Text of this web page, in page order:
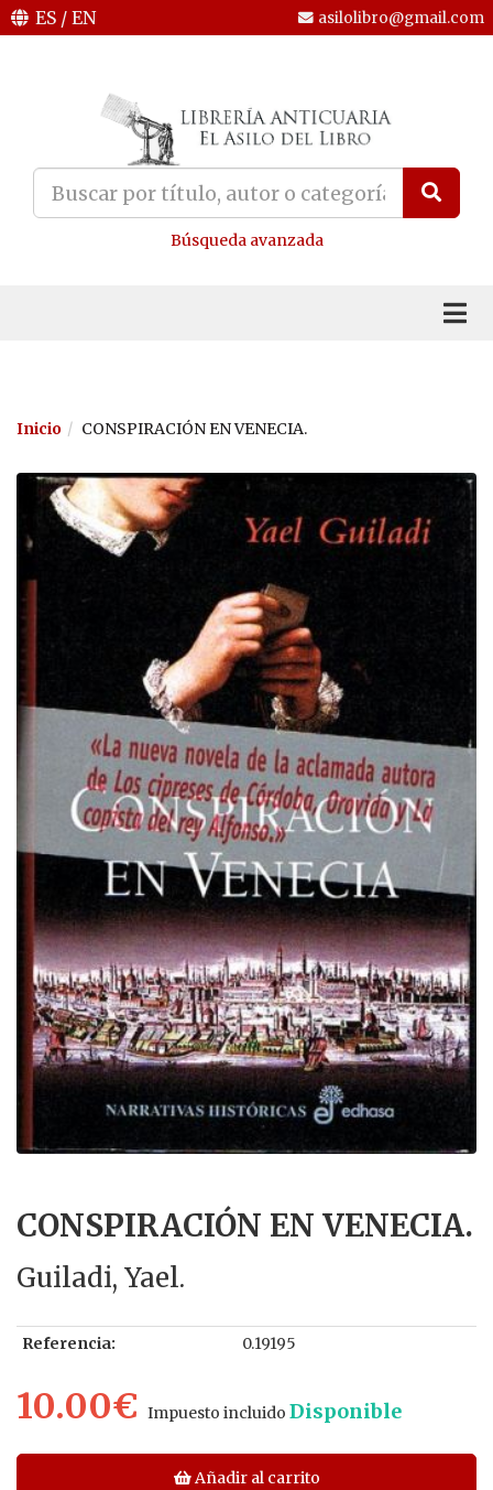
ES / EN asilolibro@gmail.com
Búsqueda avanzada
Inicio CONSPIRACIÓN EN VENECIA.
CONSPIRACIÓN EN VENECIA.
Guiladi, Yael.
Referencia: 0.19195
10.00€ Impuesto incluido Disponible
Añadir al carrito